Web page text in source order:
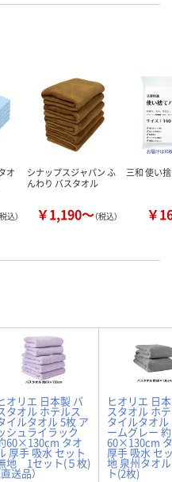
オ
税込）
シナップスジャパン ふ
んわり バスタオル
￥1,190～（税込）
三和 使い
￥
オリエ 日本製 バ
タオル ホテルス
イルタオル 5枚 ア
シュライラック
60×130cm タオ
厚手 吸水 セット
地 1セット(５枚)
直送品）
ヒオリエ 日
スタオル ホ
タイルタオル
ームグレー 約
60×130cm
厚手 吸水 セ
地 泉州タオ
ト(2枚)